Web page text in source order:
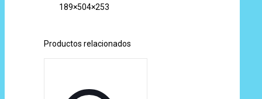
189×504×253
Productos relacionados